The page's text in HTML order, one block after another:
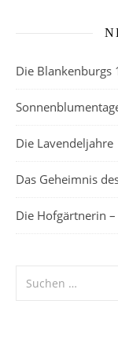
Die Blankenburgs
Die Lavendeljahre
Das Geheimnis
Die Hofgärtnerin